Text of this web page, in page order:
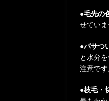
●毛先の
せてい
●パサつ
と水分
注意です
●枝毛・